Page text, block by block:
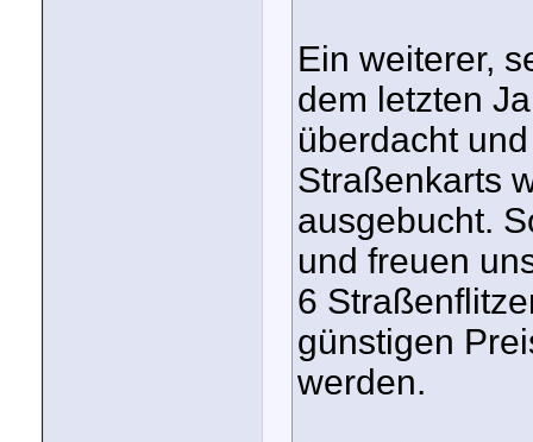
Ein weiterer,
dem letzten
überdacht
Straßenkarts
ausgebucht.
und freuen
6
günstigen
werden.